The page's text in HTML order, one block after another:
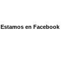
Estamos en Facebook